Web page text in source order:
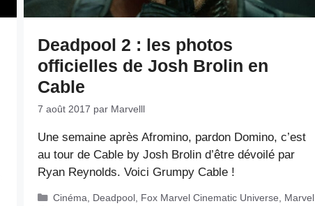
Deadpool 2 : les photos
officielles de Josh Brolin en
Cable
7 août 2017 par Marvelll
Une semaine après Afromino, pardon Domino, c’est
au tour de Cable by Josh Brolin d’être dévoilé par
Ryan Reynolds. Voici Grumpy Cable !
Catégories
Cinéma, Deadpool, Fox Marvel Cinematic Universe, Marvel